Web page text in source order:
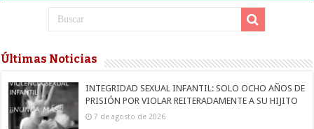
Últimas Noticias
INTEGRIDAD SEXUAL INFANTIL: SOLO OCHO AÑOS DE
PRISIÓN POR VIOLAR REITERADAMENTE A SU HIJITO
7 de agosto de 2026